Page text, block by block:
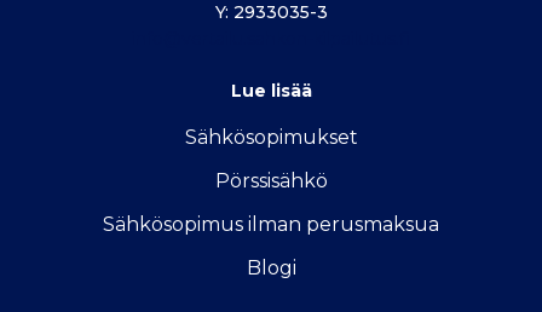
Y: 2933035-3
Lue lisää
Sähkösopimukset
Pörssisähkö
Sähkösopimus ilman perusmaksua
Blogi